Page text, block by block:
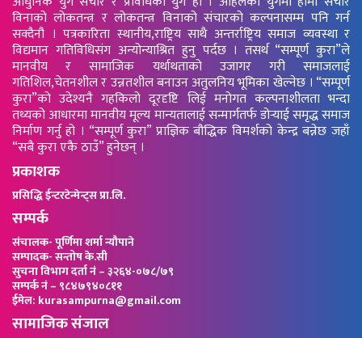
विनाको लोकतन्त्र र लोकतन्त्र विनाको संचारको कल्पनासम्म पनि गर्न
सक्दैनौ । पत्रकारिता स्थानीय,राष्ट्रिय साथै अन्तर्राष्ट्रिय समाज व्यवस्था र
विद्यमान गतिविधिसंग अन्योन्याश्रित हुनु पर्दछ । तसर्थ “सम्पूर्ण कुरा”ले
मानवीय र सामाजिक यर्थाथताको उजागर गरी समाजलाई
गतिशिल,चेतनशील र उन्नतशील बनाउन अतुलनिय भूमिका खेल्नेछ । “सम्पूर्ण
कुरा”को उदेश्यनै गहकिलो दूरदृष्टि लिई मनोगत कल्पनाशीलता भन्दा
तथ्यको आधारमा मानवीय मूल्य मान्यतालाई सन्मार्गतर्फ डोर्‍याई समृद्ध समाज
निर्माण गर्नु हो । “सम्पूर्ण कुरा” प्राज्ञिक बौद्धिक विमर्शको केन्द्र बन्नेछ जहाँ
“सबै कुरा एकै ठाउँ” हुनेछन् ।
प्रकाशक
प्रसिद्धि ईन्टरटेन्मेन्ट्स प्रा.लि.
सम्पर्क
संचालक- पूर्णिमा शर्मा न्यौपाने
सम्पादक- सन्तोष के.सी
सुचना विभाग दर्ता नं – ३२६४-०७८/७९
सम्पर्क नं – ९८४७९४०८११
ईमेल: kurasampurna@gmail.com
सामाजिक संजाल